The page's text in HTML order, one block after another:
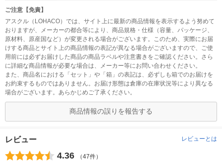
ご注意【免責】
アスクル（LOHACO）では、サイト上に最新の商品情報を表示するよう努めて
おりますが、メーカーの都合等により、商品規格・仕様（容量、パッケージ、
原材料、原産国など）が変更される場合がございます。このため、実際にお届
けする商品とサイト上の商品情報の表記が異なる場合がございますので、ご使
用前には必ずお届けした商品の商品ラベルや注意書きをご確認ください。さら
に詳細な商品情報が必要な場合は、メーカー等にお問い合わせください。
また、商品名における「セット」や「箱」の表記は、必ずしも箱でのお届けを
お約束するものではありません。お届け形態は倉庫の在庫状況等により異なる
場合がございます。あらかじめご了承ください。
商品情報の誤りを報告する
レビュー レビューとは
4.36 （47件）